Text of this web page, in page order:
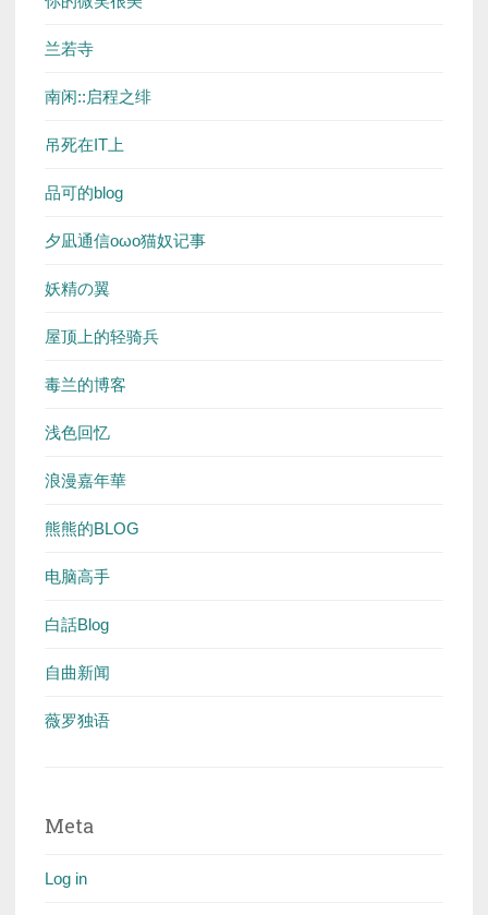
兰若寺
南闲::启程之绯
吊死在IT上
品可的blog
夕凪通信oωo猫奴记事
妖精の翼
屋顶上的轻骑兵
毒兰的博客
浅色回忆
浪漫嘉年華
熊熊的BLOG
电脑高手
白話Blog
自曲新闻
薇罗独语
Meta
Log in